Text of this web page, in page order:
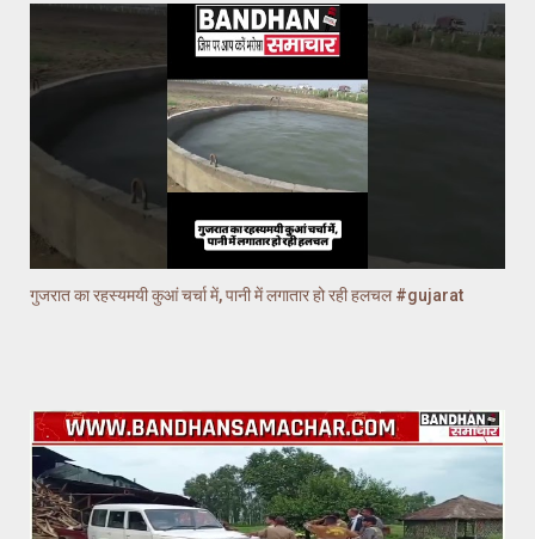
गुजरात का रहस्यमयी कुआं चर्चा में, पानी में लगातार हो रही हलचल #gujarat